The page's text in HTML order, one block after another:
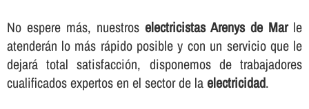
No espere más, nuestros electricistas Arenys de Marle
atenderán lo más rápido posible y con un servicio que le
dejará total satisfacción, disponemos de trabajadores
cualificados expertos en el sector de laelectricidad.